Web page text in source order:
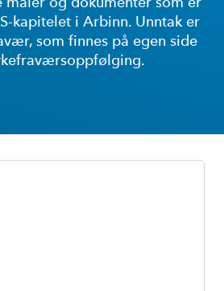
kapitelet i Arbinn. Unntak er
som finnes på egen side